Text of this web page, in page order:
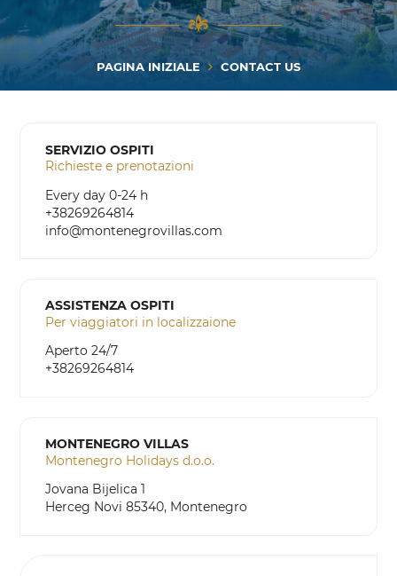
PAGINA INIZIALE CONTACT US
SERVIZIO OSPITI
Richieste e prenotazioni
Every day 0-24 h
+38269264814
info@montenegrovillas.com
ASSISTENZA OSPITI
Per viaggiatori in localizzaione
Aperto 24/7
+38269264814
MONTENEGRO VILLAS
Montenegro Holidays d.o.o.
Jovana Bijelica 1
Herceg Novi 85340, Montenegro